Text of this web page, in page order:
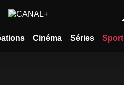
Cinéma Séries Sport